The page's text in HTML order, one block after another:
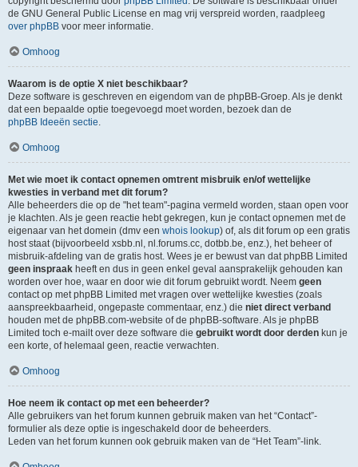
de GNU General Public License en mag vrij verspreid worden, raadpleeg
over phpBB voor meer informatie.
Omhoog
Waarom is de optie X niet beschikbaar?
Deze software is geschreven en eigendom van de phpBB-Groep. Als je denkt
dat een bepaalde optie toegevoegd moet worden, bezoek dan de
phpBB Ideeën sectie.
Omhoog
Met wie moet ik contact opnemen omtrent misbruik en/of wettelijke
kwesties in verband met dit forum?
Alle beheerders die op de "het team"-pagina vermeld worden, staan open voor
je klachten. Als je geen reactie hebt gekregen, kun je contact opnemen met de
eigenaar van het domein (dmv een whois lookup) of, als dit forum op een gratis
host staat (bijvoorbeeld xsbb.nl, nl.forums.cc, dotbb.be, enz.), het beheer of
misbruik-afdeling van de gratis host. Wees je er bewust van dat phpBB Limited
geen inspraak heeft en dus in geen enkel geval aansprakelijk gehouden kan
worden over hoe, waar en door wie dit forum gebruikt wordt. Neem geen
contact op met phpBB Limited met vragen over wettelijke kwesties (zoals
aanspreekbaarheid, ongepaste commentaar, enz.) die niet direct verband
houden met de phpBB.com-website of de phpBB-software. Als je phpBB
Limited toch e-mailt over deze software die gebruikt wordt door derden kun je
een korte, of helemaal geen, reactie verwachten.
Omhoog
Hoe neem ik contact op met een beheerder?
Alle gebruikers van het forum kunnen gebruik maken van het “Contact”-
formulier als deze optie is ingeschakeld door de beheerders.
Leden van het forum kunnen ook gebruik maken van de “Het Team”-link.